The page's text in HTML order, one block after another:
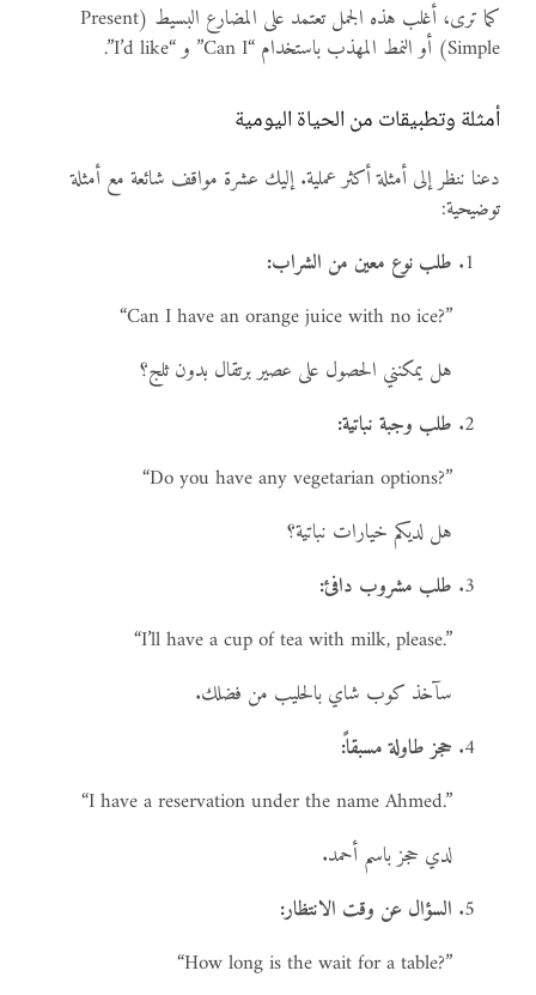
كما ترى، أغلب هذه الجمل تعتمد على المضارع البسيط (Present
Simple) أو النمط المهذب باستخدام “Can I” و “I’d like”.
أمثلة وتطبيقات من الحياة اليومية
دعنا ننظر إلى أمثلة أكثر عملية. إليك عشرة مواقف شائعة مع أمثلة
توضيحية:
طلب نوع معين من الشراب:
“Can I have an orange juice with no ice?”
هل يمكنني الحصول على عصير برتقال بدون ثلج؟
طلب وجبة نباتية:
“Do you have any vegetarian options?”
هل لديكم خيارات نباتية؟
طلب مشروب دافئ:
“I’ll have a cup of tea with milk, please.”
سآخذ كوب شاي بالحليب من فضلك.
حجز طاولة مسبقاً:
“I have a reservation under the name Ahmed.”
لدي حجز باسم أحمد.
السؤال عن وقت الانتظار:
“How long is the wait for a table?”